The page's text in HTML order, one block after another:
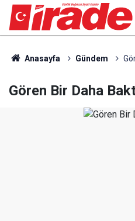
Anasayfa Gündem
Gören Bir Daha